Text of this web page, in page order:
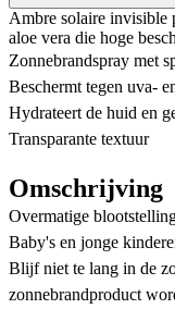
Ambre solaire invisible
aloe vera die hoge
Zonnebrandspray met
Beschermt tegen uva-
Hydrateert de huid en
Transparante textuur
Omschrijving
Overmatige
Baby's en jonge
Blijf niet te lang in de
zonnebrandproduct